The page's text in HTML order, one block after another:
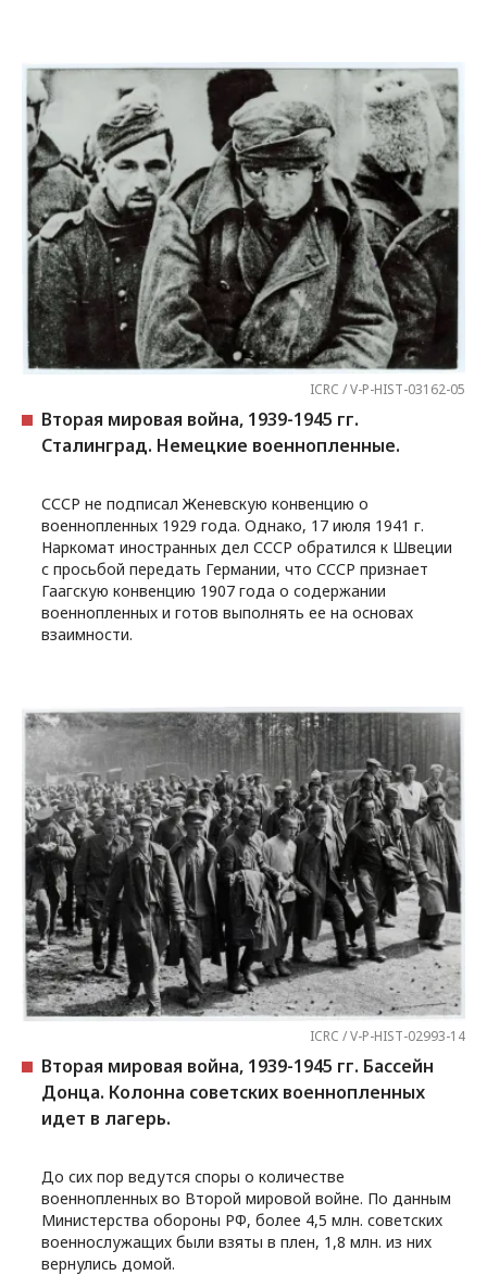
ICRC / V-P-HIST-03162-05
Вторая мировая война, 1939-1945 гг.
Сталинград. Немецкие военнопленные.
СССР не подписал Женевскую конвенцию о
военнопленных 1929 года. Однако, 17 июля 1941 г.
Наркомат иностранных дел СССР обратился к Швеции
с просьбой передать Германии, что СССР признает
Гаагскую конвенцию 1907 года о содержании
военнопленных и готов выполнять ее на основах
взаимности.
ICRC / V-P-HIST-02993-14
Вторая мировая война, 1939-1945 гг. Бассейн
Донца. Колонна советских военнопленных
идет в лагерь.
До сих пор ведутся споры о количестве
военнопленных во Второй мировой войне. По данным
Министерства обороны РФ, более 4,5 млн. советских
военнослужащих были взяты в плен, 1,8 млн. из них
вернулись домой.